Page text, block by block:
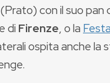
(Prato) con il suo pan
di Firenze, o la
ospita anche la